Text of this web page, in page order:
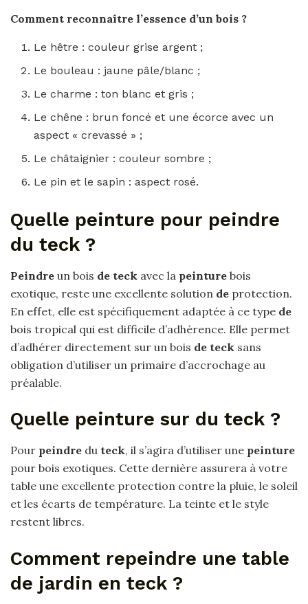
Comment reconnaître l’essence d’un bois ?
Le hêtre : couleur grise argent ;
Le bouleau : jaune pâle/blanc ;
Le charme : ton blanc et gris ;
Le chêne : brun foncé et une écorce avec un
aspect « crevassé » ;
Le châtaignier : couleur sombre ;
Le pin et le sapin : aspect rosé.
Quelle peinture pour peindre
du teck ?
Peindre un bois de teck avec la peinture bois
exotique, reste une excellente solution de protection.
En effet, elle est spécifiquement adaptée à ce type de
bois tropical qui est difficile d’adhérence. Elle permet
d’adhérer directement sur un bois de teck sans
obligation d’utiliser un primaire d’accrochage au
préalable.
Quelle peinture sur du teck ?
Pour peindre du teck, il s’agira d’utiliser une peinture
pour bois exotiques. Cette dernière assurera à votre
table une excellente protection contre la pluie, le soleil
et les écarts de température. La teinte et le style
restent libres.
Comment repeindre une table
de jardin en teck ?